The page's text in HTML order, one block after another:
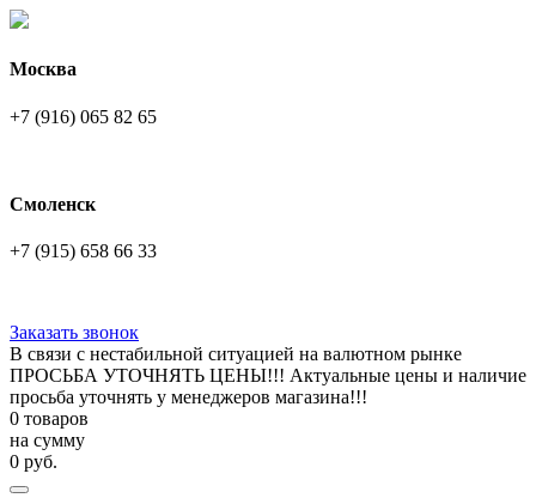
Москва
+7 (916) 065 82 65
Смоленск
+7 (915) 658 66 33
Заказать звонок
В связи с нестабильной ситуацией на валютном рынке
ПРОСЬБА УТОЧНЯТЬ ЦЕНЫ!!! Актуальные цены и наличие
просьба уточнять у менеджеров магазина!!!
0 товаров
на сумму
0 руб.